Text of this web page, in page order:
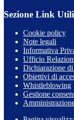
Sezione Link Utili
Cookie policy
Note legali
Informativa
Ufficio
Dichiarazione
Obiettivi di
Whistleblowing
Gestione